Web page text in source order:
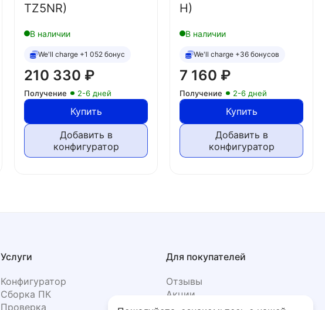
TZ5NR)
В наличии
We'll charge +1 052 бонус
210 330 ₽
Получение 2-6 дней
Купить
Добавить в
конфигуратор
H)
В наличии
We'll charge +36 бонусов
7 160 ₽
Получение 2-6 дней
Купить
Добавить в
конфигуратор
Услуги
Конфигуратор
Сборка ПК
Проверка
Для покупателей
Отзывы
Акции
Фото